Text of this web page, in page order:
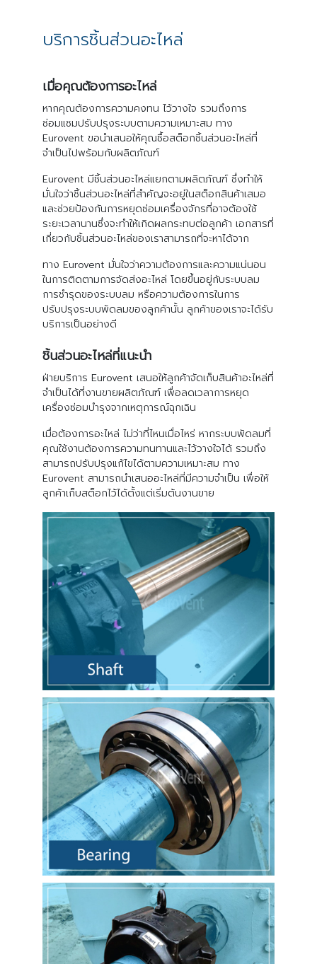
บริการชิ้นส่วนอะไหล่
เมื่อคุณต้องการอะไหล่
หากคุณต้องการความคงทน ไว้วางใจ รวมถึงการ
ซ่อมแซมปรับปรุงระบบตามความเหมาะสม ทาง
Eurovent ขอนำเสนอให้คุณซื้อสต็อกชิ้นส่วนอะไหล่ที่
จำเป็นไปพร้อมกับผลิตภัณฑ์
Eurovent มีชิ้นส่วนอะไหล่แยกตามผลิตภัณฑ์ ซึ่งทำให้
มั่นใจว่าชิ้นส่วนอะไหล่ที่สำคัญจะอยู่ในสต็อกสินค้าเสมอ
และช่วยป้องกันการหยุดซ่อมเครื่องจักรที่อาจต้องใช้
ระยะเวลานานซึ่งจะทำให้เกิดผลกระทบต่อลูกค้า เอกสารที่
เกี่ยวกับชิ้นส่วนอะไหล่ของเราสามารถที่จะหาได้จาก
ทาง Eurovent มั่นใจว่าความต้องการและความแน่นอน
ในการติดตามการจัดส่งอะไหล่ โดยขึ้นอยู่กับระบบลม
การชำรุดของระบบลม หรือความต้องการในการ
ปรับปรุงระบบพัดลมของลูกค้านั้น ลูกค้าของเราจะได้รับ
บริการเป็นอย่างดี
ชิ้นส่วนอะไหล่ที่แนะนำ
ฝ่ายบริการ Eurovent เสนอให้ลูกค้าจัดเก็บสินค้าอะไหล่ที่
จำเป็นได้ที่งานขายผลิตภัณฑ์ เพื่อลดเวลาการหยุด
เครื่องซ่อมบำรุงจากเหตุการณ์ฉุกเฉิน
เมื่อต้องการอะไหล่ ไม่ว่าที่ไหนเมื่อไหร่ หากระบบพัดลมที่
คุณใช้งานต้องการความทนทานและไว้วางใจได้ รวมถึง
สามารถปรับปรุงแก้ไขได้ตามความเหมาะสม ทาง
Eurovent สามารถนำเสนออะไหล่ที่มีความจำเป็น เพื่อให้
ลูกค้าเก็บสต็อกไว้ได้ตั้งแต่เริ่มต้นงานขาย